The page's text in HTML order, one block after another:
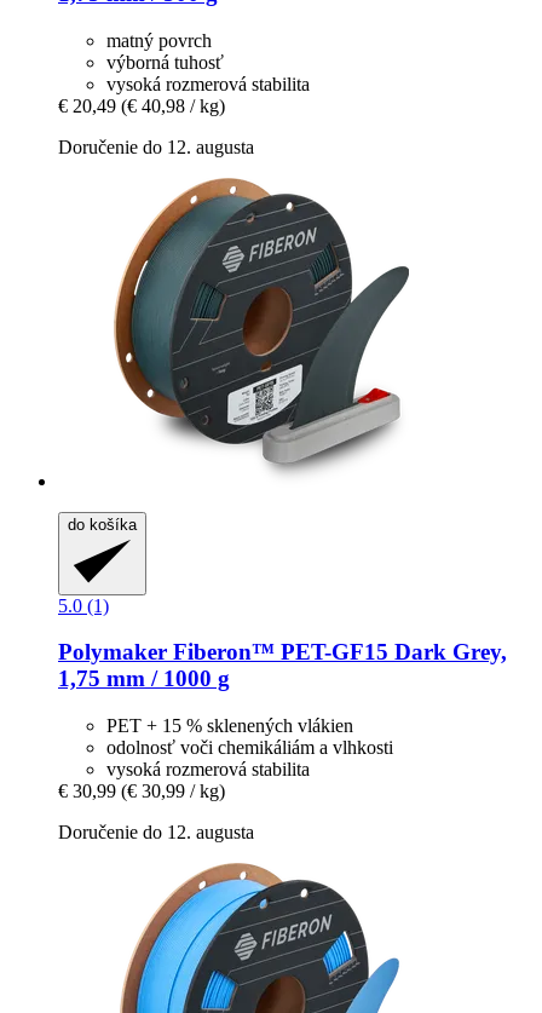
matný povrch
výborná tuhosť
vysoká rozmerová stabilita
€ 20,49 (€ 40,98 / kg)
Doručenie do 12. augusta
do košíka
5.0 (1)
Polymaker Fiberon™ PET-​GF15 Dark Grey,
1,75 mm / 1000 g
PET + 15 % sklenených vlákien
odolnosť voči chemikáliám a vlhkosti
vysoká rozmerová stabilita
€ 30,99 (€ 30,99 / kg)
Doručenie do 12. augusta